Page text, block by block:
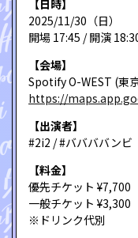
【日時】
2025/11/30（日）
開場 17:45 / 開演
【会場】
Spotify O-WEST (東
https://
【出演者】
#2i2 / #ババババンビ
【料金】
優先チケット ¥7,700
一般チケット ¥3,300
※ドリンク代別